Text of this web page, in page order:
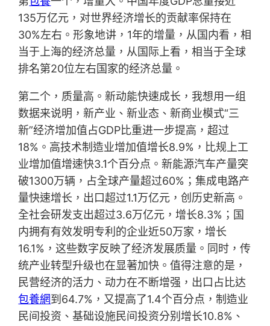
135万亿元，对世界经济增长的贡献率保持在
30%左右。形象地讲，1年的增量，从国内看，相
当于上海的经济总量，从国际上看，相当于全球
排名第20位左右国家的经济总量。
第二个，质量高。新动能快速成长，我想用一组
数据来说明，新产业、新业态、新商业模式“三
新”经济增加值占GDP比重进一步提高，超过
18%。高技术制造业增加值增长8.9%，比规上工
业增加值增速快3.1个百分点。新能源汽车产量突
破1300万辆，占全球产量超过60%；集成电路产
量快速增长，出口超过1.1万亿元，创历史新高。
全社会研发支出超过3.6万亿元，增长8.3%；国
内拥有有效发明专利的企业近50万家，增长
16.1%，这些数字反映了经济发展质量。同时，传
统产业转型升级也在显著加快。值得注意的是，
民营经济的活力、动力在不断增强，出口占比达
包養網到64.7%，又提高了1.4个百分点，制造业
民间投资、基础设施民间投资分别增长10.8%、